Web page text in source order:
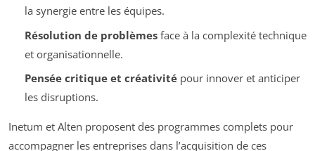
la synergie entre les équipes.
Résolution de problèmesface à la complexité technique
et organisationnelle.
Pensée critique et créativitépour innover et anticiper
les disruptions.
Inetum et Alten proposent des programmes complets pour
accompagner les entreprises dans l’acquisition de ces